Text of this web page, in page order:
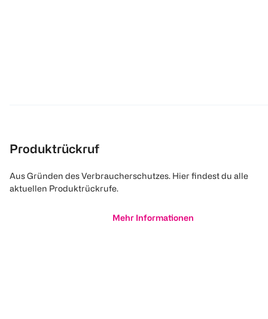
Produktrückruf
Aus Gründen des Verbraucherschutzes. Hier findest du alle
aktuellen Produktrückrufe.
Mehr Informationen